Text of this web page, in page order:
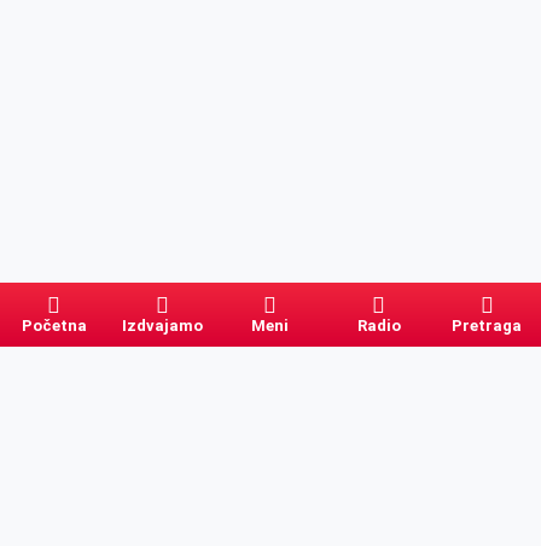
Početna Izdvajamo Meni Radio Pretraga